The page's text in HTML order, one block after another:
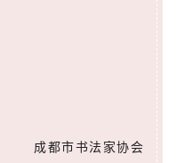
成都市书法家协会